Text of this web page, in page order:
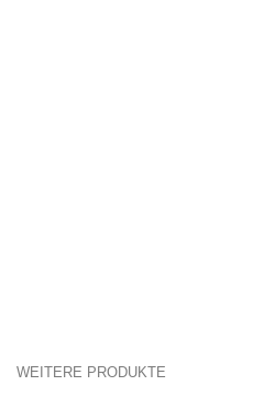
WEITERE PRODUKTE